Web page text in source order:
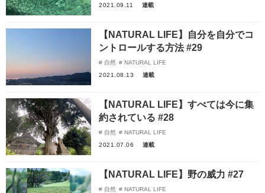
2021.09.11
連載
【NATURAL LIFE】自分を自分でコ
ントロールする方法 #29
自然
NATURAL LIFE
2021.08.13
連載
【NATURAL LIFE】すべては今に集
約されている #28
自然
NATURAL LIFE
2021.07.06
連載
【NATURAL LIFE】野の威力 #27
自然
NATURAL LIFE